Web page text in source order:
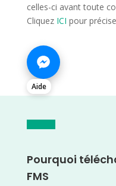
celles-ci avant toute
Cliquez ICI pour
Aide
Pourquoi
FMS